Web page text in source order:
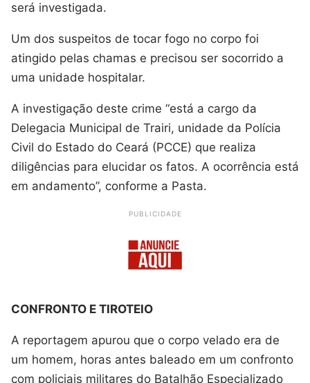
será investigada.
Um dos suspeitos de tocar fogo no corpo foi
atingido pelas chamas e precisou ser socorrido a
uma unidade hospitalar.
A investigação deste crime “está a cargo da
Delegacia Municipal de Trairi, unidade da Polícia
Civil do Estado do Ceará (PCCE) que realiza
diligências para elucidar os fatos. A ocorrência está
em andamento”, conforme a Pasta.
PUBLICIDADE
CONFRONTO E TIROTEIO
A reportagem apurou que o corpo velado era de
um homem, horas antes baleado em um confronto
com policiais militares do Batalhão Especializado